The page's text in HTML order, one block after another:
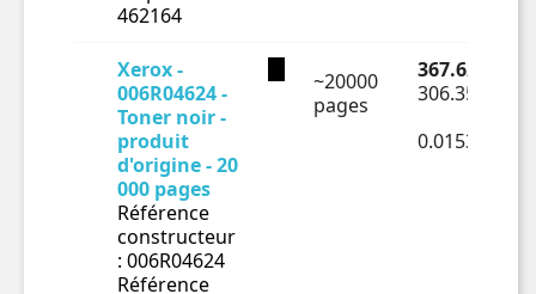
462164
Xerox -
006R04624 -
Toner noir -
produit
d'origine - 20
000 pages
Référence
constructeur
: 006R04624
Référence
~20000
pages
367.62 € TTC
306.35 € HT
0.01532€